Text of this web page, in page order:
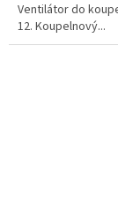
Ventilátor do
12. Koupelnový...